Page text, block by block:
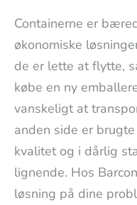
Containerne er
økonomiske
de er lette at flytte,
købe en ny
vanskeligt at
anden side er
kvalitet og i dårlig
lignende. Hos
løsning på dine